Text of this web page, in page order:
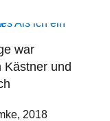
war
Kästner und
2018